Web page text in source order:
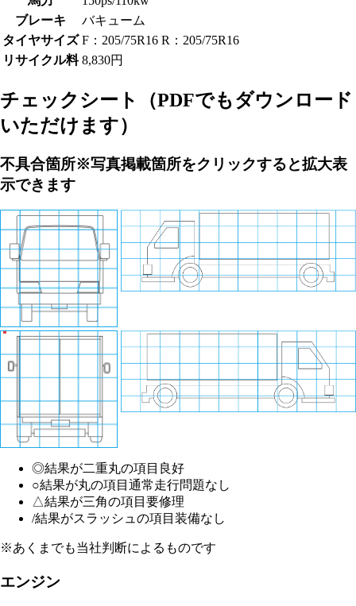
ブレーキ
バキューム
タイヤサイズ F：205/75R16 R：205/75R16
リサイクル料 8,830円
チェックシート
（PDFでもダウンロード
いただけます）
不具合箇所※写真掲載箇所をクリックすると拡大表
示できます
◎結果が二重丸の項目 良好
○結果が丸の項目 通常走行問題なし
△結果が三角の項目 要修理
/結果がスラッシュの項目 装備なし
※あくまでも当社判断によるものです
エンジン